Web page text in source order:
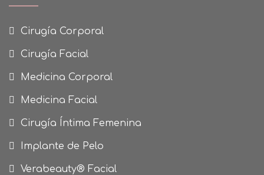
Cirugía Corporal
Cirugía Facial
Medicina Corporal
Medicina Facial
Cirugía Íntima Femenina
Implante de Pelo
Verabeauty® Facial